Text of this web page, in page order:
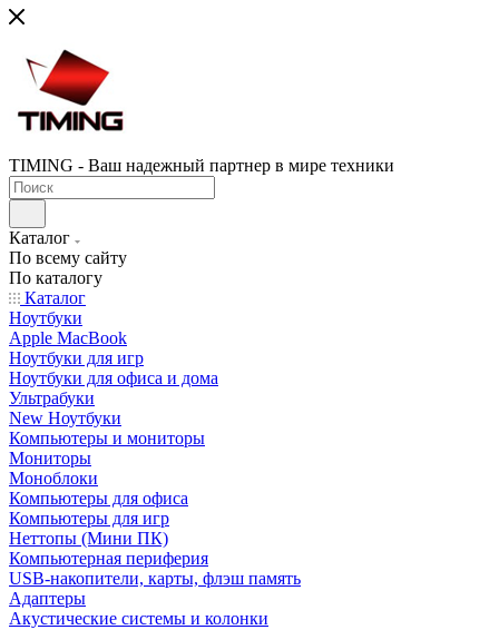
TIMING - Ваш надежный партнер в мире техники
Каталог
По всему сайту
По каталогу
Каталог
Ноутбуки
Apple MacBook
Ноутбуки для игр
Ноутбуки для офиса и дома
Ультрабуки
New Ноутбуки
Компьютеры и мониторы
Мониторы
Моноблоки
Компьютеры для офиса
Компьютеры для игр
Неттопы (Мини ПК)
Компьютерная периферия
USB-накопители, карты, флэш память
Адаптеры
Акустические системы и колонки